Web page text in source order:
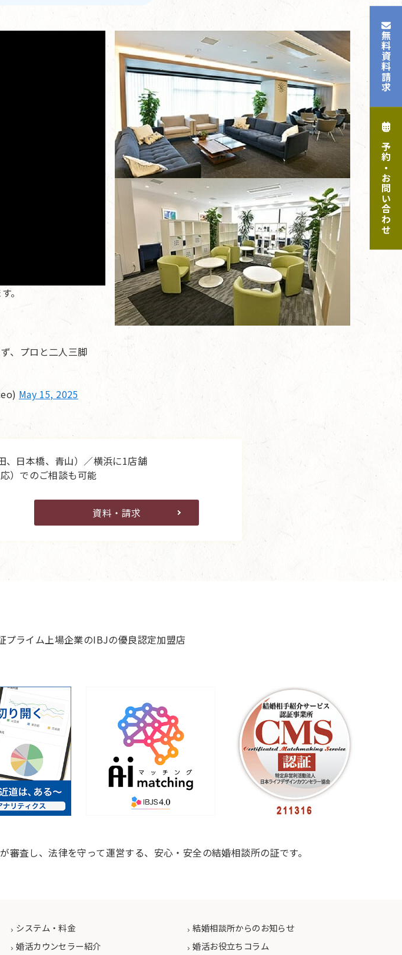
。
、プロと二人三脚
May 15, 2025
、日本橋、青山）／横浜に1店舗
）でのご相談も可能
資料・請求
プライム上場企業のIBJの優良認定加盟店
査し、法律を守って運営する、安心・安全の結婚相談所の証です。
システム・料金
婚活カウンセラー紹介
結婚相談所からのお知らせ
婚活お役立ちコラム
無料資料請求
ご予約・お問い合わせ